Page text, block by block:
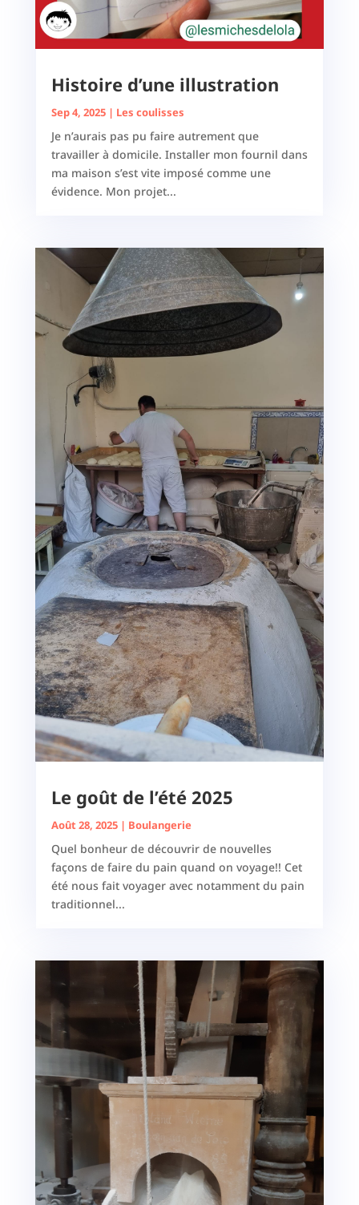
Histoire d’une illustration
Sep 4, 2025| Les coulisses
Je n’aurais pas pu faire autrement que
travailler à domicile. Installer mon fournil dans
ma maison s’est vite imposé comme une
évidence. Mon projet...
Le goût de l’été 2025
Août 28, 2025| Boulangerie
Quel bonheur de découvrir de nouvelles
façons de faire du pain quand on voyage!! Cet
été nous fait voyager avec notamment du pain
traditionnel...